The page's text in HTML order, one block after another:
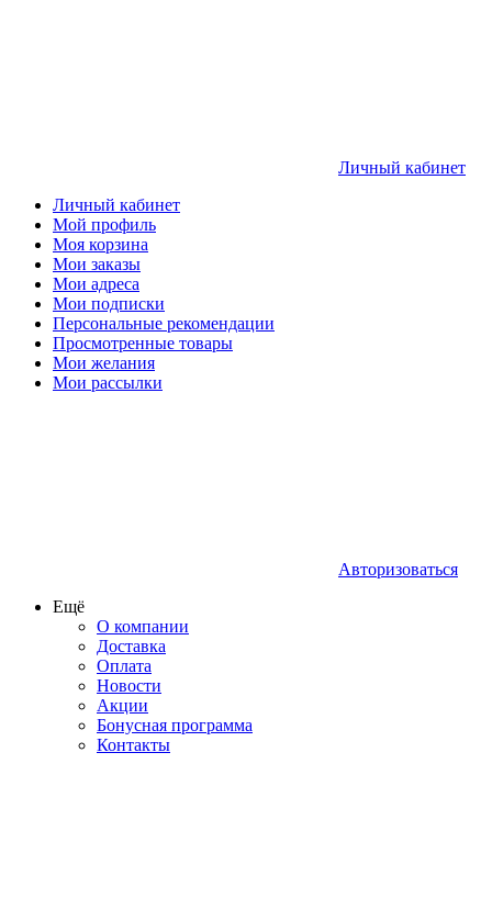
Личный кабинет
Личный кабинет
Мой профиль
Моя корзина
Мои заказы
Мои адреса
Мои подписки
Персональные рекомендации
Просмотренные товары
Мои желания
Мои рассылки
Авторизоваться
Ещё
О компании
Доставка
Оплата
Новости
Акции
Бонусная программа
Контакты